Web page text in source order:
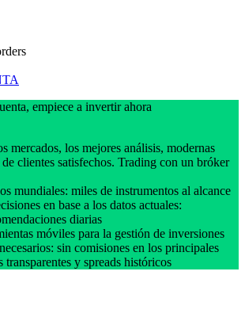
empiece a invertir ahora
mercados, los mejores análisis, modernas
clientes satisfechos. Trading con un bróker
mundiales: miles de instrumentos al alcance
en base a los datos actuales:
diarias
móviles para la gestión de inversiones
sin comisiones en los principales
transparentes y spreads históricos